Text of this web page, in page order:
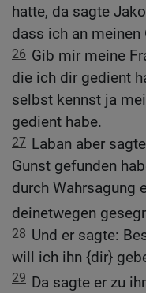
hatte, da sagte
dass ich an meinen
26 Gib mir meine
die ich dir gedient
selbst kennst ja
gedient habe.
27 Laban aber
Gunst gefunden
durch Wahrsagung
deinetwegen
28 Und er sagte:
will ich ihn {dir}
29 Da sagte er zu